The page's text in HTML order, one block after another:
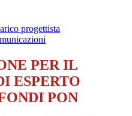
progettista
PER IL
ESPERTO
PON